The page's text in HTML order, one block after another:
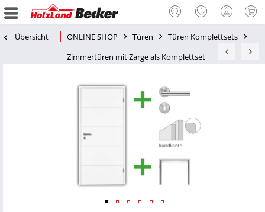
Übersicht ONLINE SHOP Türen
Türen Komplettsets
Zimmertüren mit Zarge als Komplettset